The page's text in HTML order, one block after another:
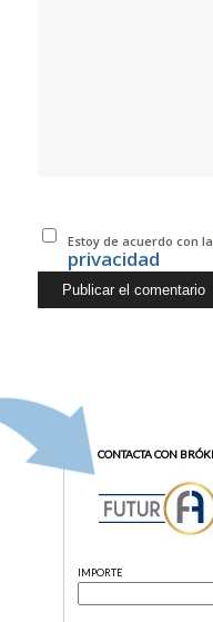
Estoy de acuerdo con la
privacidad